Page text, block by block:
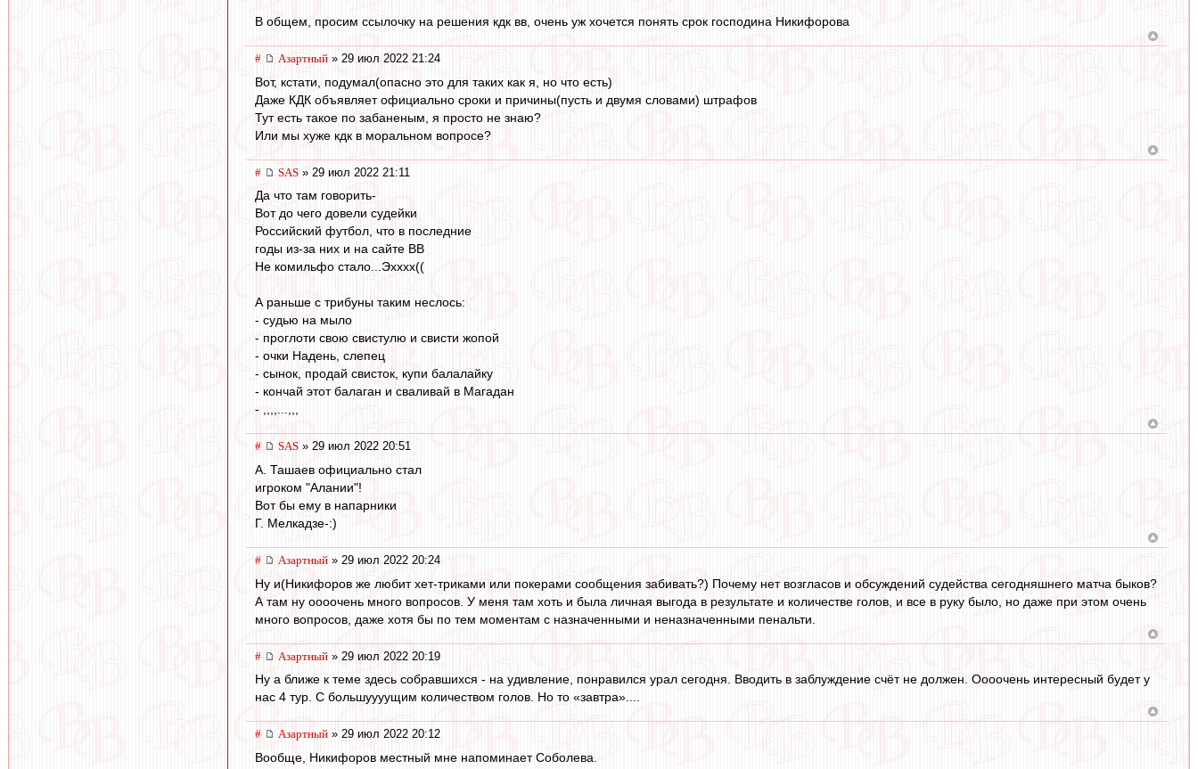
В общем, просим ссылочку на решения кдк вв, очень уж хочется понять срок господина Никифорова
# Азартный » 29 июл 2022 21:24
Вот, кстати, подумал(опасно это для таких как я, но что есть)
Даже КДК объявляет официально сроки и причины(пусть и двумя словами) штрафов
Тут есть такое по забаненым, я просто не знаю?
Или мы хуже кдк в моральном вопросе?
# SAS » 29 июл 2022 21:11
Да что там говорить-
Вот до чего довели судейки
Российский футбол, что в последние
годы из-за них и на сайте ВВ
Не комильфо стало...Эхххх((
А раньше с трибуны таким неслось:
- судью на мыло
- проглоти свою свистулю и свисти жопой
- очки Надень, слепец
- сынок, продай свисток, купи балалайку
- кончай этот балаган и сваливай в Магадан
- ,,,,...,,,
# SAS » 29 июл 2022 20:51
А. Ташаев официально стал
игроком "Алании"!
Вот бы ему в напарники
Г. Мелкадзе-:)
# Азартный » 29 июл 2022 20:24
Ну и(Никифоров же любит хет-триками или покерами сообщения забивать?) Почему нет возгласов и обсуждений судейства сегодняшнего матча быков?
А там ну оооочень много вопросов. У меня там хоть и была личная выгода в результате и количестве голов, и все в руку было, но даже при этом очень
много вопросов, даже хотя бы по тем моментам с назначенными и неназначенными пенальти.
# Азартный » 29 июл 2022 20:19
Ну а ближе к теме здесь собравшихся - на удивление, понравился урал сегодня. Вводить в заблуждение счёт не должен. Оооочень интересный будет у
нас 4 тур. С большуууущим количеством голов. Но то «завтра»....
# Азартный » 29 июл 2022 20:12
Вообще, Никифоров местный мне напоминает Соболева.